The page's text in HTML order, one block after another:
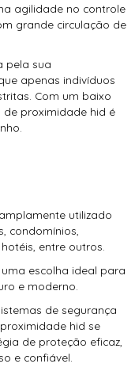
agilidade no controle
grande circulação de
pela sua
apenas indivíduos
Com um baixo
proximidade hid é
utilizado
condomínios,
entre outros.
escolha ideal para
e moderno.
de segurança
hid se
de proteção eficaz,
e confiável.